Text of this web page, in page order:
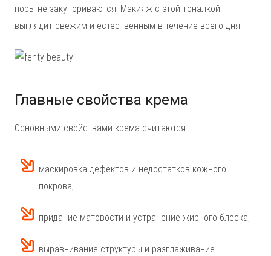
поры не закупориваются. Макияж с этой тоналкой
выглядит свежим и естественным в течение всего дня.
Главные свойства крема
Основными свойствами крема считаются:
маскировка дефектов и недостатков кожного
покрова;
придание матовости и устранение жирного блеска;
выравнивание структуры и разглаживание